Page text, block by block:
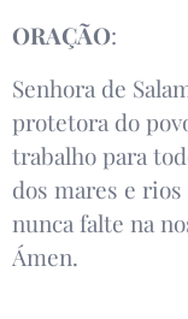
ORAÇÃO:
Senhora de
protetora do
trabalho para
dos mares e
nunca falte na
Ámen.